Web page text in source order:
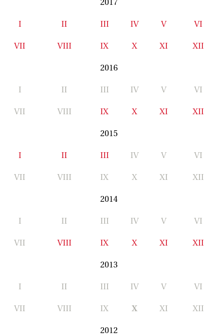
I II III IV V VI
VII VIII IX X XI XII
2016
I II III IV V VI
VII VIII IX X XI XII
2015
I II III IV V VI
VII VIII IX X XI XII
2014
I II III IV V VI
VII VIII IX X XI XII
2013
I II III IV V VI
VII VIII IX X XI XII
2012